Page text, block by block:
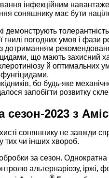
інфекційним
соняшнику має бути
демонструють
гнилі погодних умов і фази
дотриманням
що мають захисний
й
бо будь-яке
запобігти розвитку
сезон-2023 з
соняшнику не завжди
тих чи інших хвороб.
за сезон.
альтернаріозу, іржі,